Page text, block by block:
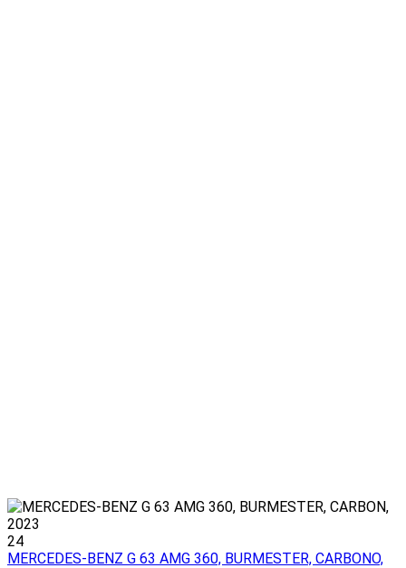
24
MERCEDES-BENZ G 63 AMG 360, BURMESTER, CARBONO,